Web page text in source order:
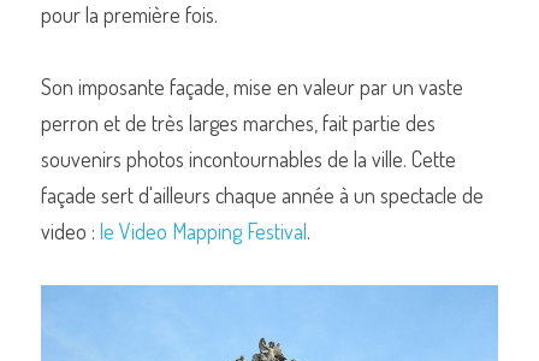
pour la première fois.
Son imposante façade, mise en valeur par un vaste
perron et de très larges marches, fait partie des
souvenirs photos incontournables de la ville. Cette
façade sert d'ailleurs chaque année à un spectacle de
video : le Video Mapping Festival.